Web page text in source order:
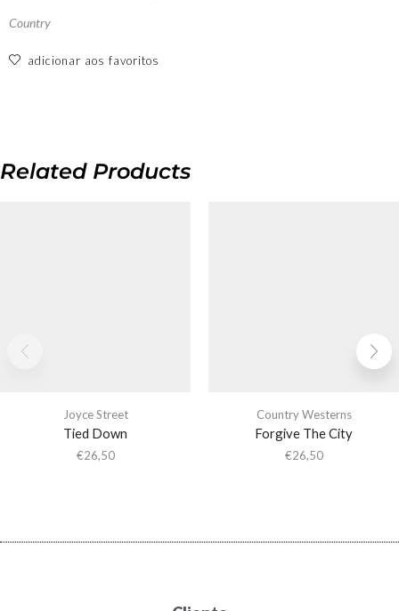
Country
adicionar aos favoritos
Related Products
Joyce Street
Tied Down
€26,50
Country Westerns
Forgive The City
€26,50